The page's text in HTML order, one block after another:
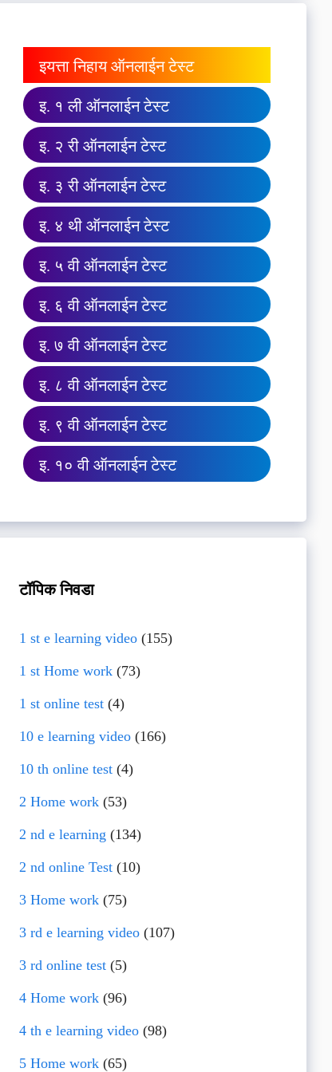
इयत्ता निहाय ऑनलाईन टेस्ट
इ. १ ली ऑनलाईन टेस्ट
इ. २ री ऑनलाईन टेस्ट
इ. ३ री ऑनलाईन टेस्ट
इ. ४ थी ऑनलाईन टेस्ट
इ. ५ वी ऑनलाईन टेस्ट
इ. ६ वी ऑनलाईन टेस्ट
इ. ७ वी ऑनलाईन टेस्ट
इ. ८ वी ऑनलाईन टेस्ट
इ. ९ वी ऑनलाईन टेस्ट
इ. १० वी ऑनलाईन टेस्ट
टॉपिक निवडा
1 st e learning video (155)
1 st Home work (73)
1 st online test (4)
10 e learning video (166)
10 th online test (4)
2 Home work (53)
2 nd e learning (134)
2 nd online Test (10)
3 Home work (75)
3 rd e learning video (107)
3 rd online test (5)
4 Home work (96)
4 th e learning video (98)
5 Home work (65)